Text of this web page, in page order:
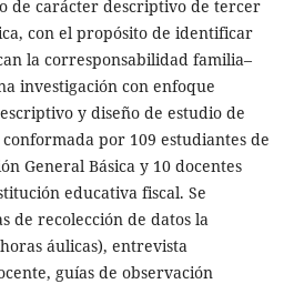
de carácter descriptivo de tercer
con el propósito de identificar
la corresponsabilidad familia–
investigación con enfoque
y diseño de estudio de
por 109 estudiantes de
General Básica y 10 docentes
educativa fiscal. Se
de recolección de datos la
áulicas), entrevista
guías de observación